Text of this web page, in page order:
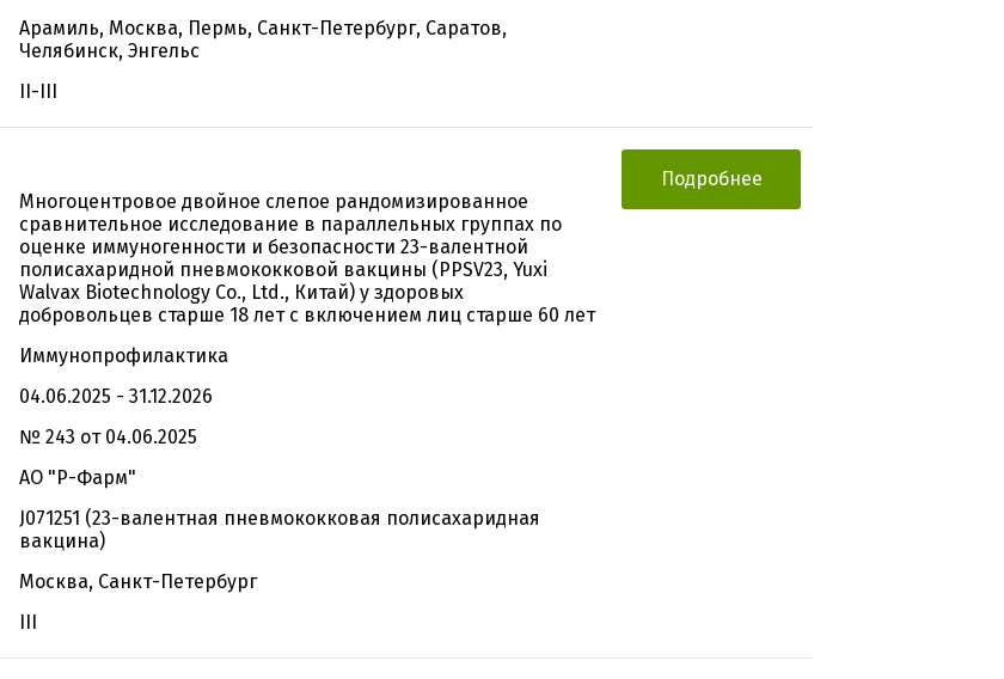
Арамиль, Москва, Пермь, Санкт-Петербург, Саратов,
Челябинск, Энгельс
II-III
Многоцентровое двойное слепое рандомизированное
сравнительное исследование в параллельных группах по
оценке иммуногенности и безопасности 23-валентной
полисахаридной пневмококковой вакцины (PPSV23, Yuxi
Walvax Biotechnology Co., Ltd., Китай) у здоровых
добровольцев старше 18 лет с включением лиц старше 60 лет
Иммунопрофилактика
04.06.2025 - 31.12.2026
№ 243 от 04.06.2025
АО "Р-Фарм"
J071251 (23-валентная пневмококковая полисахаридная
вакцина)
Москва, Санкт-Петербург
III
Подробнее